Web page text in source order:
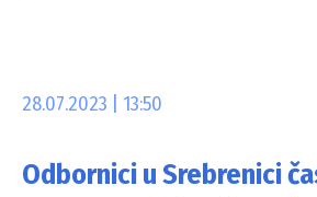
28.07.2023 | 13:50
Odbornici u Srebrenici